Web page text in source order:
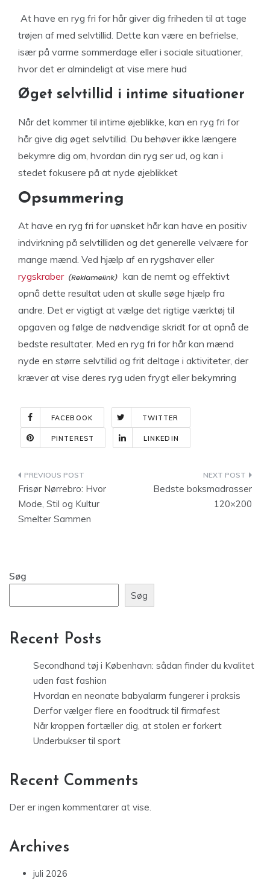
At have en ryg fri for hår giver dig friheden til at tage
trøjen af med selvtillid. Dette kan være en befrielse,
især på varme sommerdage eller i sociale situationer,
hvor det er almindeligt at vise mere hud
Øget selvtillid i intime situationer
Når det kommer til intime øjeblikke, kan en ryg fri for
hår give dig øget selvtillid. Du behøver ikke længere
bekymre dig om, hvordan din ryg ser ud, og kan i
stedet fokusere på at nyde øjeblikket
Opsummering
At have en ryg fri for uønsket hår kan have en positiv
indvirkning på selvtilliden og det generelle velvære for
mange mænd. Ved hjælp af en rygshaver eller
rygskraber
kan de nemt og effektivt
opnå dette resultat uden at skulle søge hjælp fra
andre. Det er vigtigt at vælge det rigtige værktøj til
opgaven og følge de nødvendige skridt for at opnå de
bedste resultater. Med en ryg fri for hår kan mænd
nyde en større selvtillid og frit deltage i aktiviteter, der
kræver at vise deres ryg uden frygt eller bekymring
FACEBOOK TWITTER
PINTEREST LINKEDIN
Indlægsnavigation
Frisør Nørrebro: Hvor
Mode, Stil og Kultur
Smelter Sammen
Bedste boksmadrasser
120×200
Søg
Søg
Recent Posts
Secondhand tøj i København: sådan finder du kvalitet
uden fast fashion
Hvordan en neonate babyalarm fungerer i praksis
Derfor vælger flere en foodtruck til firmafest
Når kroppen fortæller dig, at stolen er forkert
Underbukser til sport
Recent Comments
Der er ingen kommentarer at vise.
Archives
juli 2026